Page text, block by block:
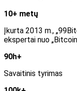
10+ metų
Įkurta 2013 m.,
ekspertai nuo
90h+
Savaitinis tyrimas